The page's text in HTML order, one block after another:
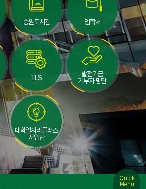
중원도서관 입학처
TLS
발전기금
기부자 명단
대학일자리플러스
사업단
Quick
Menu